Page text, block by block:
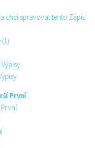
a chci spravovat tento Zápis
První